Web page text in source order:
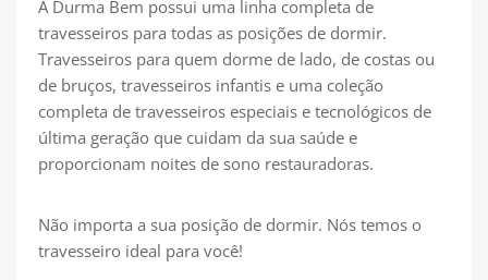
A Durma Bem possui uma linha completa de
travesseiros para todas as posições de dormir.
Travesseiros para quem dorme de lado, de costas ou
de bruços, travesseiros infantis e uma coleção
completa de travesseiros especiais e tecnológicos de
última geração que cuidam da sua saúde e
proporcionam noites de sono restauradoras.
Não importa a sua posição de dormir. Nós temos o
travesseiro ideal para você!